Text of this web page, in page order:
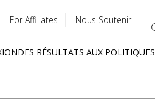
For Affiliates Nous Soutenir
DES RÉSULTATS AUX POLITIQUES